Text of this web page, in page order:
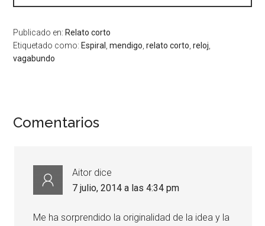
Publicado en: Relato corto
Etiquetado como: Espiral ,mendigo ,relato corto ,reloj
vagabundo
Comentarios
Aitor dice
7 julio, 2014 a las 4:34 pm
Me ha sorprendido la originalidad de la idea y la